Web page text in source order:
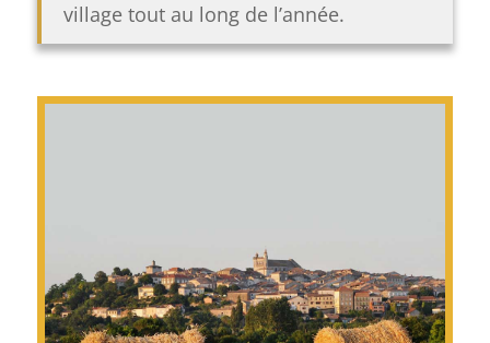
village tout au long de l’année.